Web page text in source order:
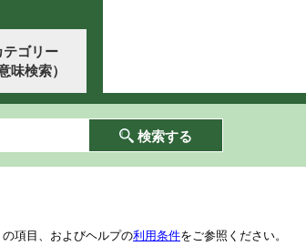
テゴリー
味検索）
検索する
項目、およびヘルプの利用条件をご参照ください。